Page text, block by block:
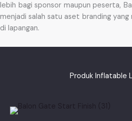
lebih bagi sponsor maupun peserta,
menjadi salah satu aset branding
di lapangan.
Produk Inflatable